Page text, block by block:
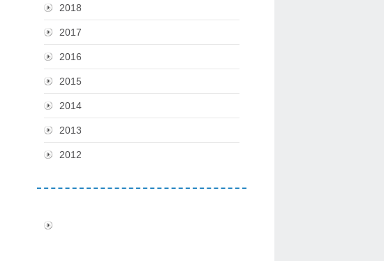
2018
2017
2016
2015
2014
2013
2012